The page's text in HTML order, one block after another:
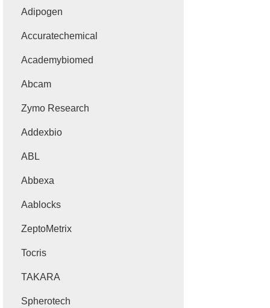
Adipogen
Accuratechemical
Academybiomed
Abcam
Zymo Research
Addexbio
ABL
Abbexa
Aablocks
ZeptoMetrix
Tocris
TAKARA
Spherotech